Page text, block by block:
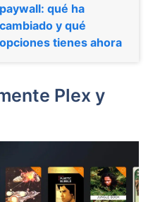
paywall: qué ha
cambiado y qué
opciones tienes ahora
Plex y